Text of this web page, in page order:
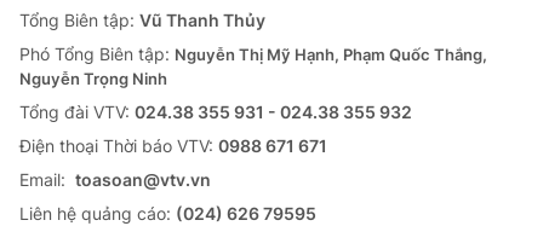
Tổng Biên tập: Vũ Thanh Thủy
Phó Tổng Biên tập: Nguyễn Thị Mỹ Hạnh, Phạm Quốc Thắng,
Nguyễn Trọng Ninh
Tổng đài VTV: 024.38 355 931 - 024.38 355 932
Ðiện thoại Thời báo VTV: 0988 671 671
Email: toasoan@vtv.vn
Liên hệ quảng cáo: (024) 626 79595